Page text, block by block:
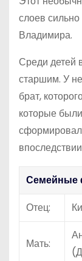
слоев
Владимира.
Среди детей
старшим. У
брат,
которые
Семейные
Отец:
Мать: